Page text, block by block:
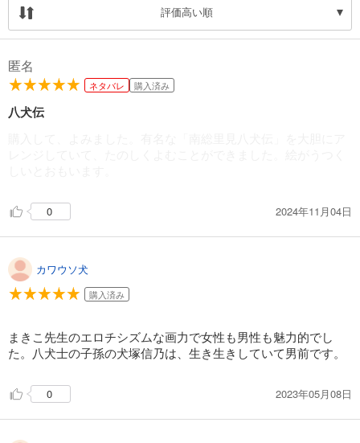
評価高い順
匿名
ネタバレ 購入済み
八犬伝
0 2024年11月04日
カワウソ犬
購入済み
まきこ先生のエロチシズムな画力で女性も男性も魅力的でし
た。八犬士の子孫の犬塚信乃は、生き生きしていて男前です。
0 2023年05月08日